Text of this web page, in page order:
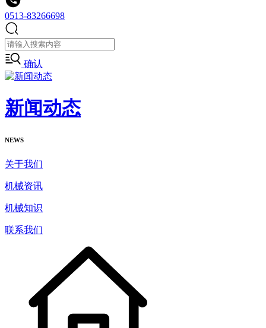
0513-83266698
确认
新闻动态
NEWS
关于我们
机械资讯
机械知识
联系我们